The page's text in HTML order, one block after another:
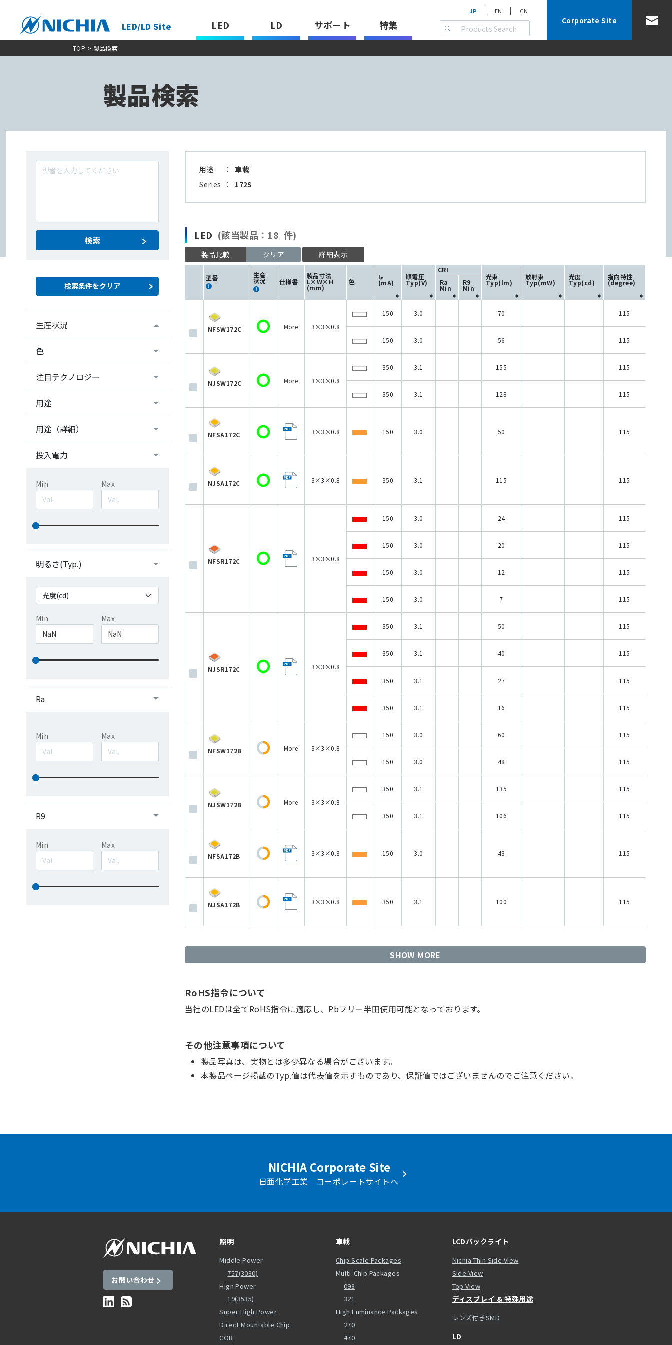
LED/LD Site LED LD サポート 特集
JP EN CN
Corporate Site
TOP > 製品検索
製品検索
検索
生産状況
色
注目テクノロジー
用途
用途（詳細）
投入電力
Min Max
明るさ(Typ.)
Min Max
Ra
Min Max
R9
Min Max
用途 ：
車載
Series
： 172S
LED (該当製品：18 件)
製品比較 クリア 詳細表示
型番 生産
状況 仕様書
製品寸法
L×W×H
(mm)
色
IF
(mA)
順電圧
Typ(V)
CRI
光束
Typ(lm)
放射束
Typ(mW)
光度
Typ(cd)
指向特性
(degree)
Ra
Min
R9
Min
NFSW172C More 3×3×0.8
150 3.0 70 115
150 3.0 56 115
NJSW172C More 3×3×0.8
350 3.1 155 115
350 3.1 128 115
NFSA172C 3×3×0.8 150 3.0 50 115
NJSA172C 3×3×0.8 350 3.1 115 115
NFSR172C 3×3×0.8
150 3.0 24 115
150 3.0 20 115
150 3.0 12 115
150 3.0 7 115
NJSR172C 3×3×0.8
350 3.1 50 115
350 3.1 40 115
350 3.1 27 115
350 3.1 16 115
NFSW172B More 3×3×0.8
150 3.0 60 115
150 3.0 48 115
NJSW172B More 3×3×0.8
350 3.1 135 115
350 3.1 106 115
NFSA172B 3×3×0.8 150 3.0 43 115
NJSA172B 3×3×0.8 350 3.1 100 115
SHOW MORE
RoHS指令について
当社のLEDは全てRoHS指令に適応し、Pbフリー半田使用可能となっております。
その他注意事項について
製品写真は、実物とは多少異なる場合がございます。
本製品ページ掲載のTyp.値は代表値を示すものであり、保証値ではございませんのでご注意ください。
NICHIA Corporate Site
日亜化学工業 コーポレートサイトへ
お問い合わせ
照明
Middle Power
757(3030)
High Power
19(3535)
Super High Power
Direct Mountable Chip
COB
車載
Chip Scale Packages
Multi-Chip Packages
093
321
High Luminance Packages
270
470
LCDバックライト
Nichia Thin Side View
Side View
Top View
ディスプレイ & 特殊用途
レンズ付きSMD
LD